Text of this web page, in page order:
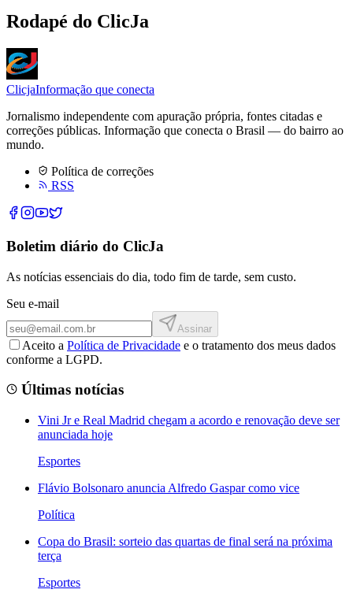
Rodapé do ClicJa
ClicjaInformação que conecta
Jornalismo independente com apuração própria, fontes citadas e
correções públicas. Informação que conecta o Brasil — do bairro ao
mundo.
Política de correções
RSS
Boletim diário do ClicJa
As notícias essenciais do dia, todo fim de tarde, sem custo.
Seu e-mail
Assinar
Aceito a Política de Privacidade e o tratamento dos meus dados
conforme a LGPD.
Últimas notícias
Vini Jr e Real Madrid chegam a acordo e renovação deve ser
anunciada hoje
Esportes
Flávio Bolsonaro anuncia Alfredo Gaspar como vice
Política
Copa do Brasil: sorteio das quartas de final será na próxima
terça
Esportes